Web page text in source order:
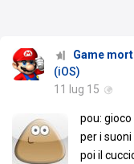
Game
(iOS)
11 lug 15
pou:
per i
poi il